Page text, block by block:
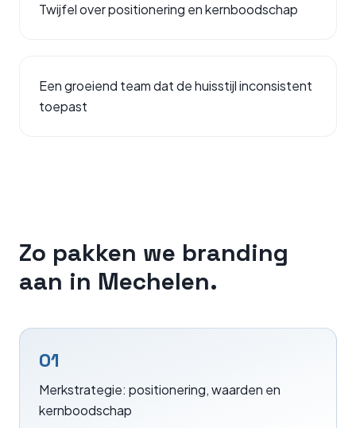
Twijfel over positionering en kernboodschap
Een groeiend team dat de huisstijl inconsistent
toepast
Zo pakken we branding
aan in Mechelen.
01
Merkstrategie: positionering, waarden en
kernboodschap